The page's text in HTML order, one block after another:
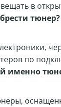
в
тюнер?
по
именно